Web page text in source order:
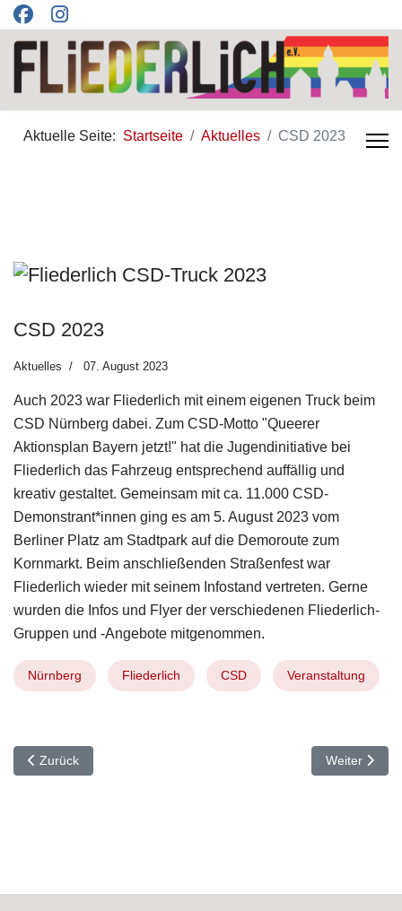
Aktuelle Seite: Startseite Aktuelles CSD 2023
CSD 2023
Aktuelles 07. August 2023
Auch 2023 war Fliederlich mit einem eigenen Truck beim
CSD Nürnberg dabei. Zum CSD-Motto "Queerer
Aktionsplan Bayern jetzt!" hat die Jugendinitiative bei
Fliederlich das Fahrzeug entsprechend auffällig und
kreativ gestaltet. Gemeinsam mit ca. 11.000 CSD-
Demonstrant*innen ging es am 5. August 2023 vom
Berliner Platz am Stadtpark auf die Demoroute zum
Kornmarkt. Beim anschließenden Straßenfest war
Fliederlich wieder mit seinem Infostand vertreten. Gerne
wurden die Infos und Flyer der verschiedenen Fliederlich-
Gruppen und -Angebote mitgenommen.
Nürnberg Fliederlich CSD Veranstaltung
Vorheriger Beitrag: Neue Gruppe bei Fliederlich
Zurück Nächster
Weiter